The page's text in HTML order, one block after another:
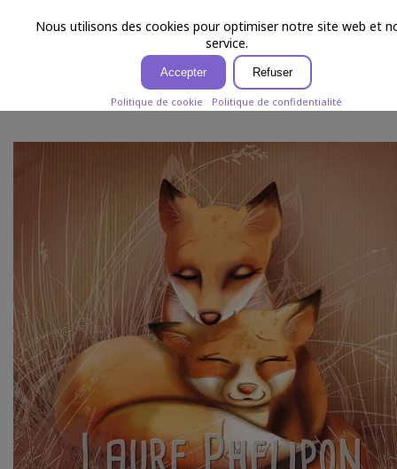
menu Laure Phelipon
RENARDS
Nous utilisons des cookies pour optimiser notre site web et
service.
Accepter Refuser
Politique de cookie Politique de confidentialité